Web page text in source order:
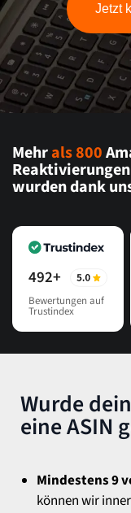
Jetzt
Mehrals 800
wurden dank
492+
Bewertungen auf
Trustindex
Wurde dein
eine ASIN
Mindestens 9
können wir